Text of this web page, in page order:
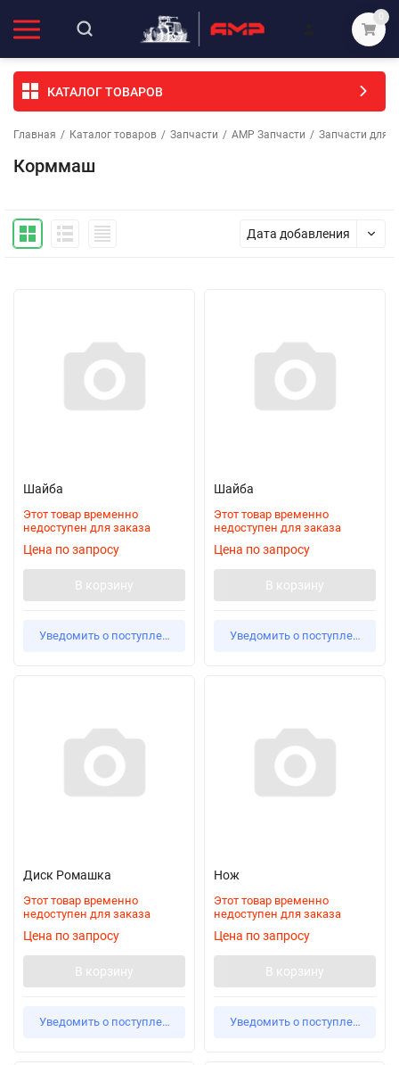
0
КАТАЛОГ ТОВАРОВ
Главная / Каталог товаров / Запчасти / АМР Запчасти / Запчасти для
Корммаш
Дата добавления
Шайба
Этот товар временно
недоступен для заказа
Цена по запросу
В корзину
Уведомить о поступлении
Шайба
Этот товар временно
недоступен для заказа
Цена по запросу
В корзину
Уведомить о поступлении
Диск Ромашка
Этот товар временно
недоступен для заказа
Цена по запросу
В корзину
Уведомить о поступлении
Нож
Этот товар временно
недоступен для заказа
Цена по запросу
В корзину
Уведомить о поступлении